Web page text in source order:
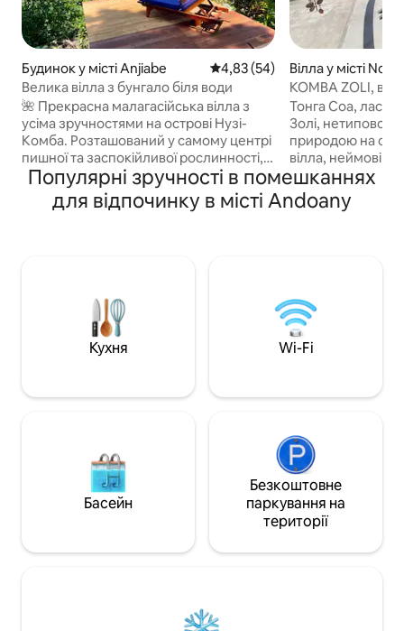
Будинок у місті Anjiabe Середня оцінка: 4,83 з 5,
4,83 (54)
Велика вілла з бунгало біля води
🌺 Прекрасна малагасійська вілла з
усіма зручностями на острові Нузі-
Комба. Розташований у самому центрі
пишної та заспокійливої рослинності,
він пропонує затишну й автентичну
атмосферу. Прибудоване бунгало з
ванною кімнатою доповнює комплекс і
ідеальні для споглядання заходів
сонця та моментів відпочинку. Енн,
Сідоні, Коко та Хосе подбають про все
під час цього унікального
Вілла у місті
to
KOMBA ZOLI,
Тонга Соа,
Золі, нетипової
природою на
вілла,
спокій вітають
повній
автентичності в
разового
масажний
аеропорту або
дітей віком до 10
Популярні зручності в помешканнях
для відпочинку в місті Andoany
Кухня Wi-Fi
Басейн
Безкоштовне
паркування на
території